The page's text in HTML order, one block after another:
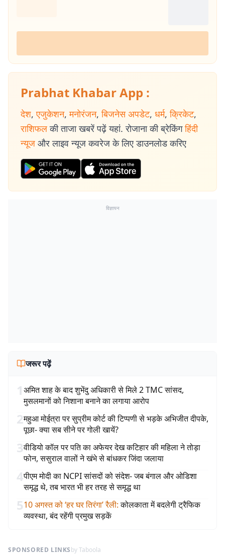
Prabhat Khabar App :
देश, एजुकेशन, मनोरंजन, बिजनेस अपडेट, धर्म, क्रिकेट,
राशिफल की ताजा खबरें पढ़ें यहां. रोजाना की ब्रेकिंग हिंदी
न्यूज और लाइव न्यूज कवरेज के लिए डाउनलोड करिए
विज्ञापन
जरूर पढ़ें
1अमित शाह के बाद शुभेंदु अधिकारी से मिले 2 TMC सांसद,
मुसलमानों को निशाना बनाने का लगाया आरोप
2महुआ मोईत्रा पर सुप्रीम कोर्ट की टिप्पणी से भड़के अभिजीत दीपके,
पूछा- क्या सब सीने पर गोली खायें?
3वीडियो कॉल पर पति का अफेयर देख कटिहार की महिला ने तोड़ा
फोन, ससुराल वालों ने खंभे से बांधकर जिंदा जलाया
4पीएम मोदी का NCPI सांसदों को संदेश- जब बंगाल और ओडिशा
समृद्ध थे, तब भारत भी हर तरह से समृद्ध था
510 अगस्त को ‘हर घर तिरंगा’ रैली: कोलकाता में बदलेगी ट्रैफिक
व्यवस्था, बंद रहेंगी प्रमुख सड़कें
SPONSORED LINKSby Taboola